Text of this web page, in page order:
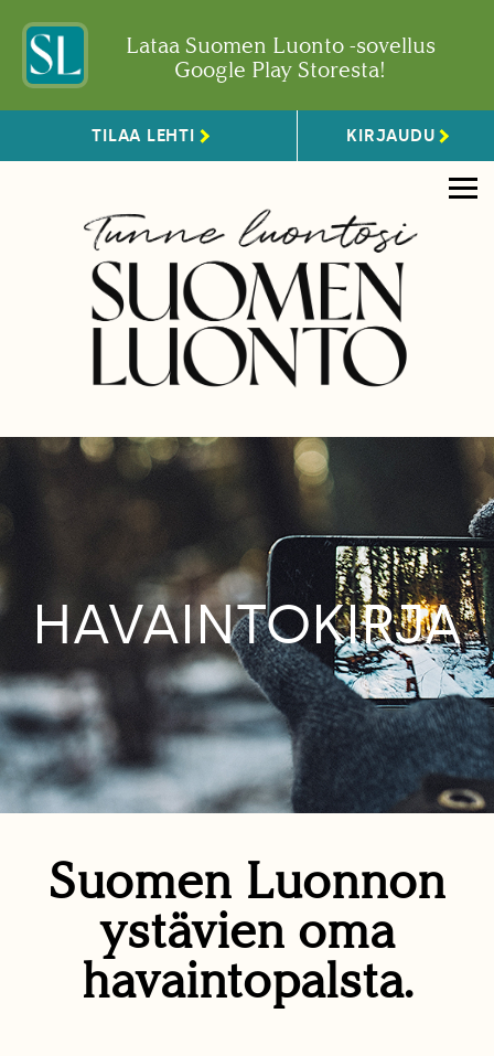
Lataa Suomen Luonto -sovellus
Google Play Storesta!
TILAA LEHTI KIRJAUDU
HAVAINTOKIRJA
Suomen Luonnon
ystävien oma
havaintopalsta.